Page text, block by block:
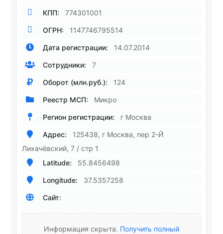
КПП: 774301001
ОГРН: 1147746795514
Дата регистрации: 14.07.2014
Сотрудники: 7
Оборот (млн.руб.): 124
Реестр МСП: Микро
Регион регистрации: г Москва
Адрес:
125438, г Москва, пер 2-Й
Лихачёвский, 7 / стр 1
Latitude:
55.8456498
Longitude: 37.5357258
Сайт:
Информация скрыта. Получить полный